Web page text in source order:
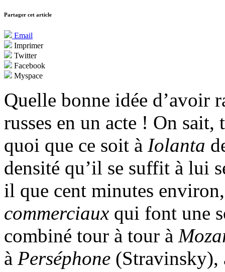
Partager cet article
Email
Imprimer
Twitter
Facebook
Myspace
Quelle bonne idée d’avoir
russes en un acte ! On
quoi que ce soit à Iolanta
densité qu’il se suffit à lui
il que cent minutes
commerciaux qui font une
combiné tour à tour à
à Perséphone